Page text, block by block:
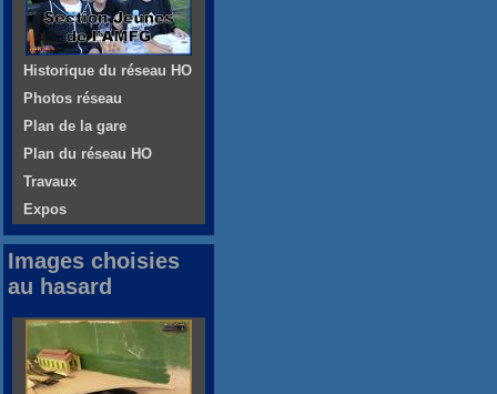
Historique du réseau HO
Photos réseau
Plan de la gare
Plan du réseau HO
Travaux
Expos
Images choisies
au hasard